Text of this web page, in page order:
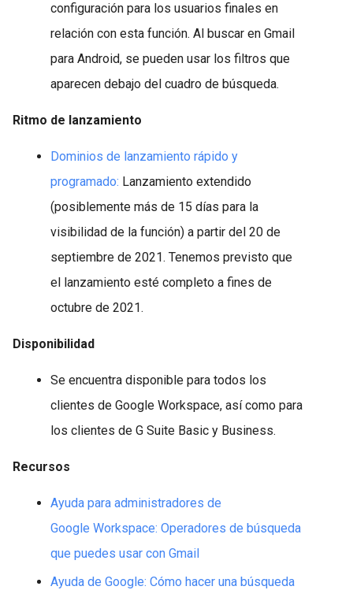
configuración para los usuarios finales en
relación con esta función. Al buscar en Gmail
para Android, se pueden usar los filtros que
aparecen debajo del cuadro de búsqueda.
Ritmo de lanzamiento
Dominios de lanzamiento rápido y
programado: Lanzamiento extendido
(posiblemente más de 15 días para la
visibilidad de la función) a partir del 20 de
septiembre de 2021. Tenemos previsto que
el lanzamiento esté completo a fines de
octubre de 2021.
Disponibilidad
Se encuentra disponible para todos los
clientes de Google Workspace, así como para
los clientes de G Suite Basic y Business.
Recursos
Ayuda para administradores de
Google Workspace: Operadores de búsqueda
que puedes usar con Gmail
Ayuda de Google: Cómo hacer una búsqueda